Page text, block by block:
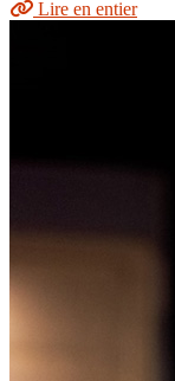
Lire en entier